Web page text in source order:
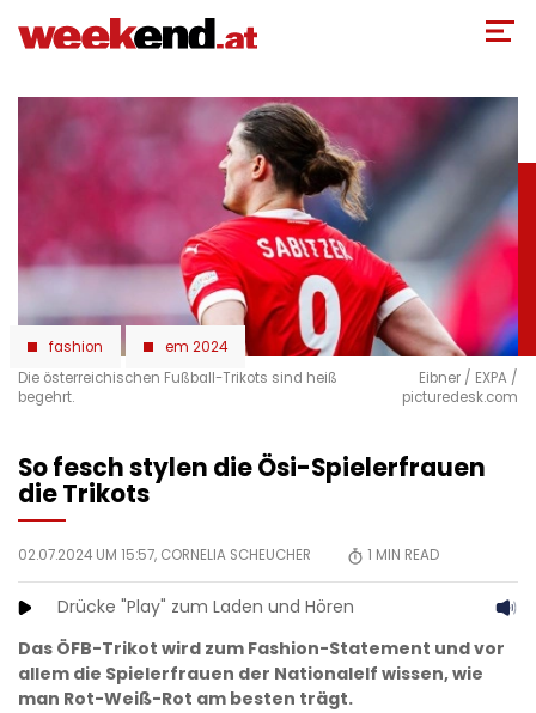
zum
fashion
em 2024
Die österreichischen Fußball-Trikots sind heiß
begehrt.
Eibner / EXPA /
picturedesk.com
So fesch stylen die Ösi-Spielerfrauen
die Trikots
02.07.2024 UM 15:57, CORNELIA SCHEUCHER 1 MIN READ
Drücke "Play" zum Laden und Hören
Das ÖFB-Trikot wird zum Fashion-Statement und vor
allem die Spielerfrauen der Nationalelf wissen, wie
man Rot-Weiß-Rot am besten trägt.